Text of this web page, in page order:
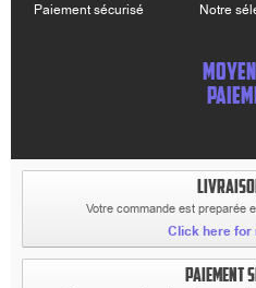
Paiement sécurisé
Notre
Votre commande est preparée
Click here for
PAIEMENT